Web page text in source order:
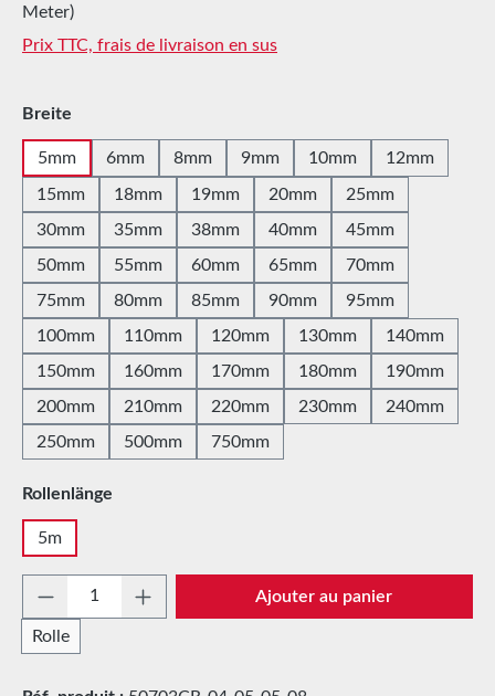
Meter)
Prix TTC, frais de livraison en sus
Sélectionnez
Breite
5mm 6mm 8mm 9mm 10mm 12mm
15mm 18mm 19mm 20mm
25mm
30mm
35mm 38mm 40mm
45mm
50mm
55mm 60mm 65mm
70mm
75mm
80mm 85mm 90mm
95mm
100mm
110mm 120mm 130mm
140mm
150mm
160mm 170mm 180mm
190mm
200mm
210mm 220mm 230mm
240mm
250mm
500mm 750mm
Sélectionnez
Rollenlänge
5m
Quantité de produit : Entrez la quantité
Rolle
Ajouter au panier